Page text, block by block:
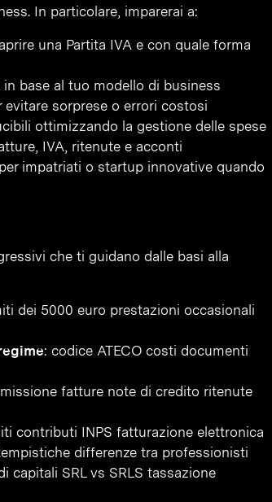
In particolare, imparerai a:
una Partita IVA e con quale forma
base al tuo modello di business
evitare sorprese o errori costosi
ottimizzando la gestione delle spese
IVA, ritenute e acconti
impatriati o startup innovative quando
che ti guidano dalle basi alla
dei 5000 euro prestazioni occasionali
: codice ATECO costi documenti
fatture note di credito ritenute
contributi INPS fatturazione elettronica
differenze tra professionisti
capitali SRL vs SRLS tassazione